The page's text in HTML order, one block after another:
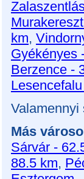
km,
Gyékényes
Berzence -
Valamennyi
Más
Sárvár -
88.5 km,